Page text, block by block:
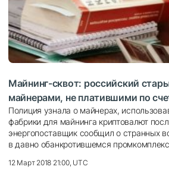
Майнинг-сквот: российский
майнерами, не платившими по
Полиция узнала о майнерах,
фабрики для майнинга криптовалют
энергопоставщик сообщил о странных
в давно обанкротившемся
12 Март 2018 21:00, UTC